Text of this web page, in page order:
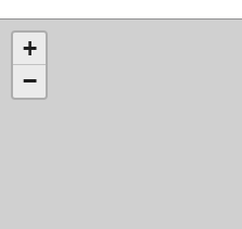
+
−